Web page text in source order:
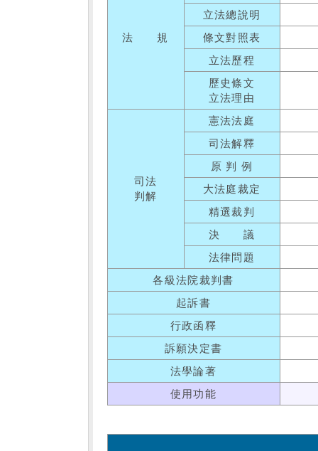
法 規
立法總說明
條文對照表
立法歷程
歷史條文
立法理由
司法
判解
憲法法庭
司法解釋
原 判 例
大法庭裁定
精選裁判
決 議
法律問題
各級法院裁判書
起訴書
行政函釋
訴願決定書
法學論著
使用功能